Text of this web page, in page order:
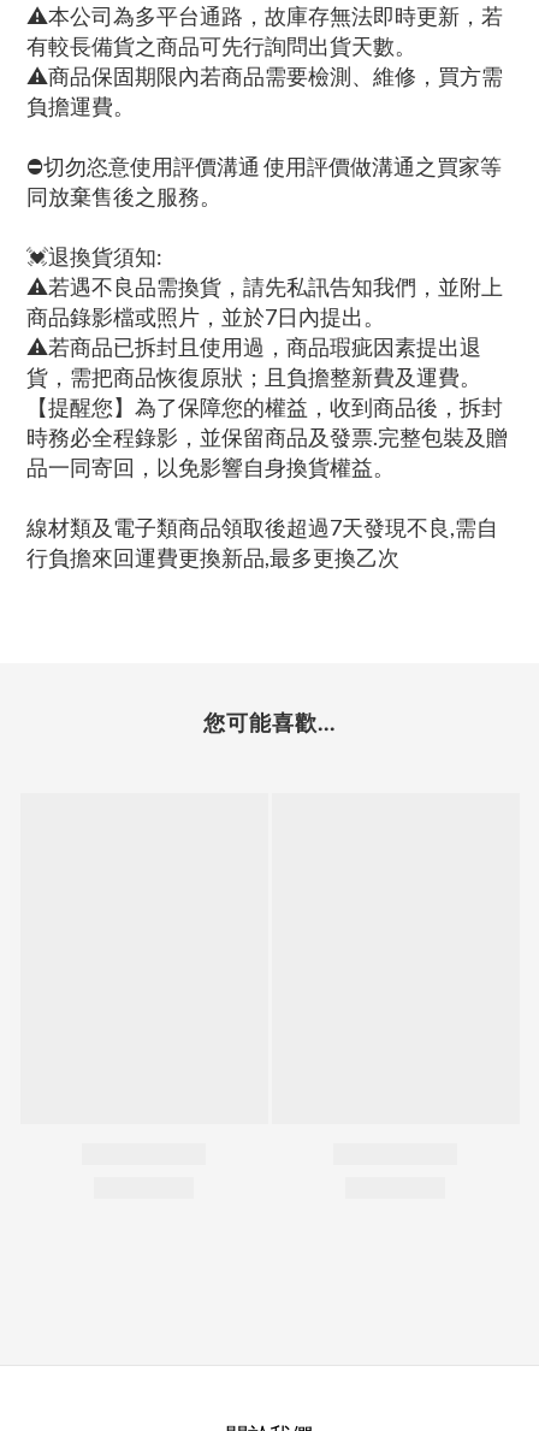
⚠本公司為多平台通路，故庫存無法即時更新，若
有較長備貨之商品可先行詢問出貨天數。
⚠商品保固期限內若商品需要檢測、維修，買方需
負擔運費。
⛔切勿恣意使用評價溝通 使用評價做溝通之買家等
同放棄售後之服務。
💓退換貨須知:
⚠若遇不良品需換貨，請先私訊告知我們，並附上
商品錄影檔或照片，並於7日內提出。
⚠若商品已拆封且使用過，商品瑕疵因素提出退
貨，需把商品恢復原狀；且負擔整新費及運費。
【提醒您】為了保障您的權益，收到商品後，拆封
時務必全程錄影，並保留商品及發票.完整包裝及贈
品一同寄回，以免影響自身換貨權益。
線材類及電子類商品領取後超過7天發現不良,需自
行負擔來回運費更換新品,最多更換乙次
您可能喜歡...